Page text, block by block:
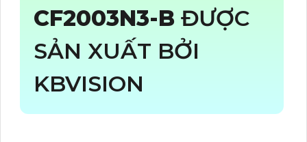
CF2003N3-B ĐƯỢC
SẢN XUẤT BỞI
KBVISION